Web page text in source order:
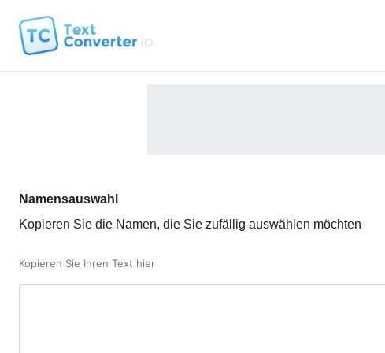
Namensauswahl
Kopieren Sie die Namen, die Sie zufällig auswählen möchten
Kopieren Sie Ihren Text hier